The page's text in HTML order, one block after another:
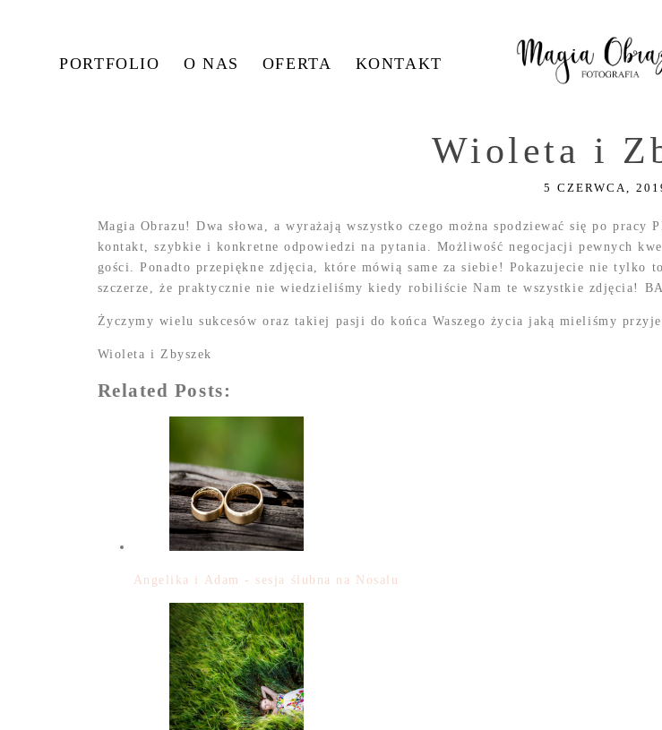
PORTFOLIO O NAS OFERTA KONTAKT
Wioleta i
5 CZERWCA,
Magia Obrazu! Dwa słowa, a wyrażają wszystko czego można spodziewać się po
kontakt, szybkie i konkretne odpowiedzi na pytania. Możliwość negocjacji pewnych
gości. Ponadto przepiękne zdjęcia, które mówią same za siebie! Pokazujecie nie
szczerze, że praktycznie nie wiedzieliśmy kiedy robiliście Nam te wszystkie zdjęcia!
Życzymy wielu sukcesów oraz takiej pasji do końca Waszego życia jaką mieliśmy
Wioleta i Zbyszek
Related Posts:
Angelika i Adam - sesja ślubna na Nosalu